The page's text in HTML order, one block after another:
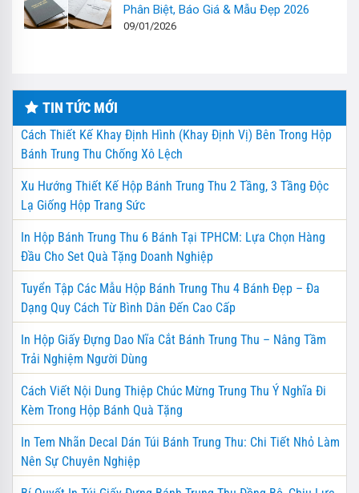
Phân Biệt, Báo Giá & Mẫu Đẹp 2026
09/01/2026
TIN TỨC MỚI
Cách Thiết Kế Khay Định Hình (Khay Định Vị) Bên Trong Hộp
Bánh Trung Thu Chống Xô Lệch
Xu Hướng Thiết Kế Hộp Bánh Trung Thu 2 Tầng, 3 Tầng Độc
Lạ Giống Hộp Trang Sức
In Hộp Bánh Trung Thu 6 Bánh Tại TPHCM: Lựa Chọn Hàng
Đầu Cho Set Quà Tặng Doanh Nghiệp
Tuyển Tập Các Mẫu Hộp Bánh Trung Thu 4 Bánh Đẹp – Đa
Dạng Quy Cách Từ Bình Dân Đến Cao Cấp
In Hộp Giấy Đựng Dao Nĩa Cắt Bánh Trung Thu – Nâng Tầm
Trải Nghiệm Người Dùng
Cách Viết Nội Dung Thiệp Chúc Mừng Trung Thu Ý Nghĩa Đi
Kèm Trong Hộp Bánh Quà Tặng
In Tem Nhãn Decal Dán Túi Bánh Trung Thu: Chi Tiết Nhỏ Làm
Nên Sự Chuyên Nghiệp